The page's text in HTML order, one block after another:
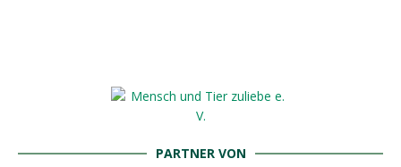
PARTNER VON